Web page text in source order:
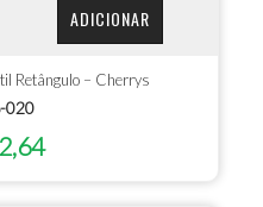
ADICIONAR
Retângulo – Cherrys
020